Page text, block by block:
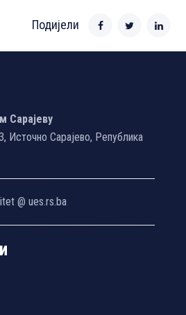
Подијели
Сарајеву
Сарајево, Република
@ ues.rs.ba